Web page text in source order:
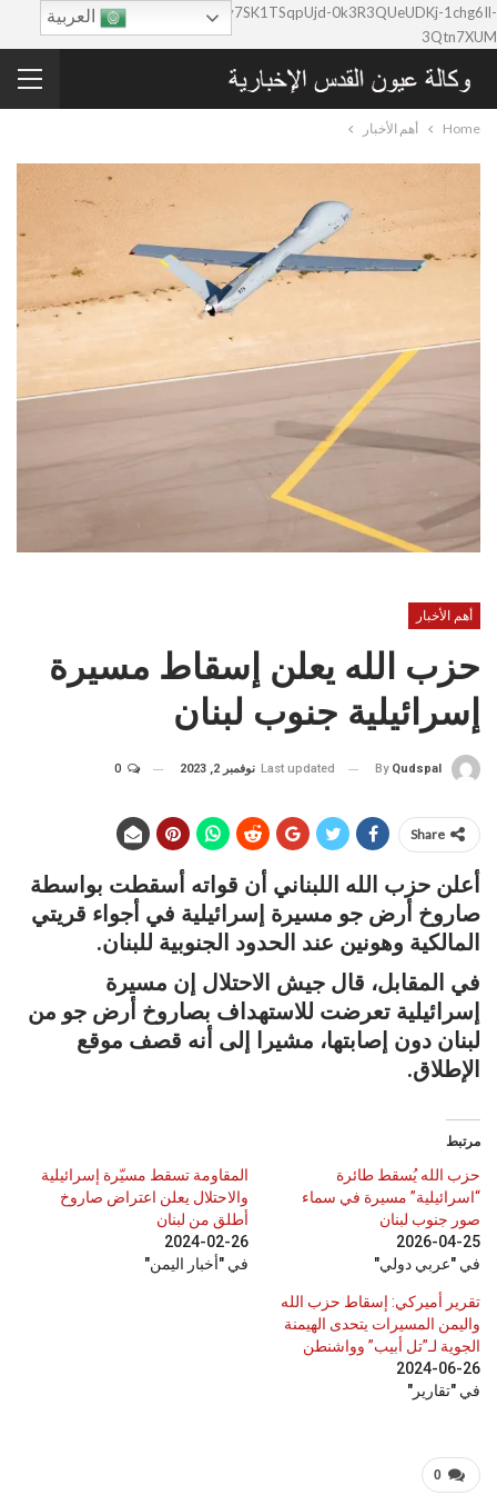
google-site-verification=0y7SK1TSqpUjd-0k3R3QUeUDKj-1chg6Il-
3Qtn7XUM
Home أهم الأخبار
أهم الأخبار
حزب الله يعلن إسقاط مسيرة
إسرائيلية جنوب لبنان
By Qudspal
Last updated نوفمبر 2, 2023
Share
أعلن حزب الله اللبناني أن قواته أسقطت بواسطة
صاروخ أرض جو مسيرة إسرائيلية في أجواء قريتي
المالكية وهونين عند الحدود الجنوبية للبنان.
في المقابل، قال جيش الاحتلال إن مسيرة
إسرائيلية تعرضت للاستهداف بصاروخ أرض جو من
لبنان دون إصابتها، مشيرا إلى أنه قصف موقع
الإطلاق.
مرتبط
حزب الله يُسقط طائرة
“اسرائيلية” مسيرة في سماء
صور جنوب لبنان
2026-04-25
في "عربي دولي"
المقاومة تسقط مسيّرة إسرائيلية
والاحتلال يعلن اعتراض صاروخ
أطلق من لبنان
2024-02-26
في "أخبار اليمن"
تقرير أميركي: إسقاط حزب الله
واليمن المسيرات يتحدى الهيمنة
الجوية لـ”تل أبيب” وواشنطن
2024-06-26
في "تقارير"
0
العربية